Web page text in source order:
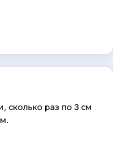
сколько раз по 3 см